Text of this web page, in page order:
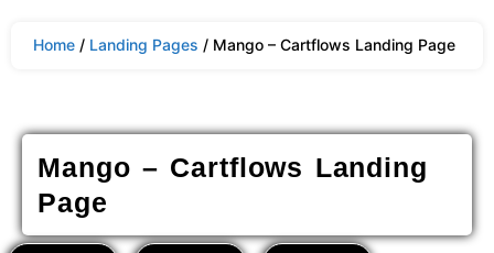
Home / Landing Pages / Mango – Cartflows Landing Page
Mango – Cartflows Landing
Page